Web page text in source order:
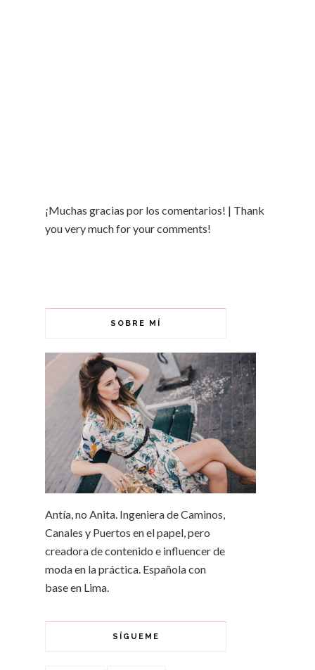
¡Muchas gracias por los comentarios! | Thank
you very much for your comments!
SOBRE MÍ
Antía, no Anita. Ingeniera de Caminos,
Canales y Puertos en el papel, pero
creadora de contenido e influencer de
moda en la práctica. Española con
base en Lima.
SÍGUEME